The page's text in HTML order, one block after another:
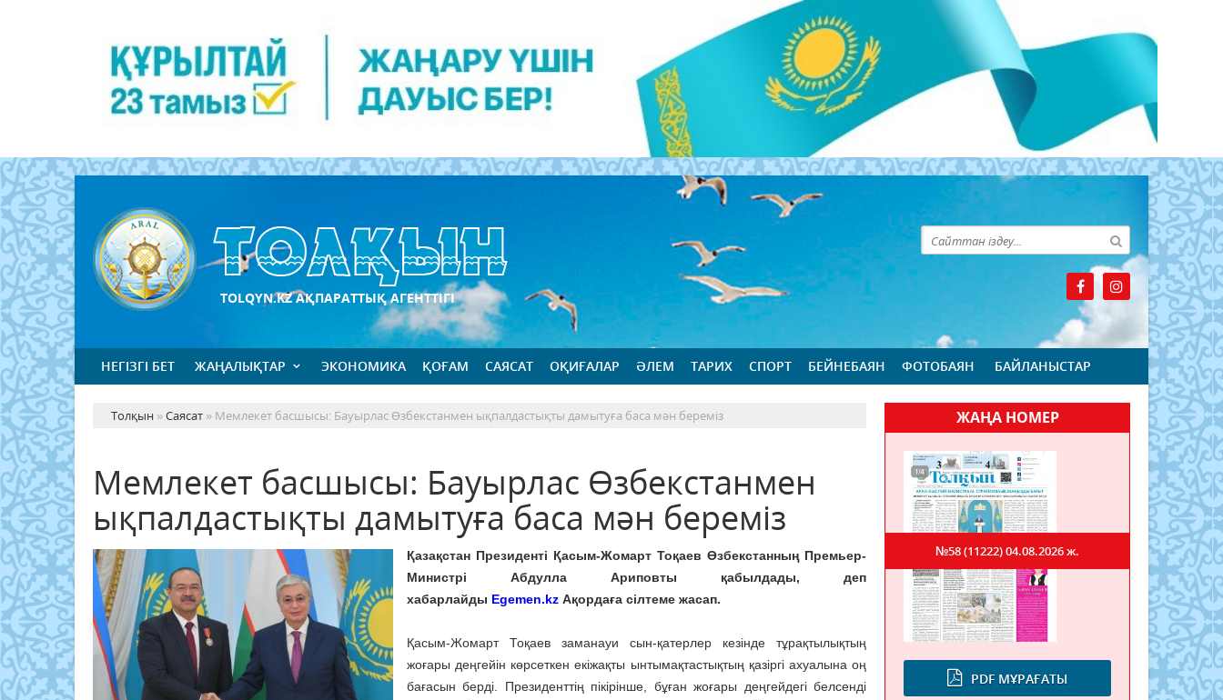
TOLQYN.KZ АҚПАРАТТЫҚ АГЕНТТІГІ
НЕГІЗГІ БЕТ ЖАҢАЛЫҚТАР ЭКОНОМИКА ҚОҒАМ САЯСАТ ОҚИҒАЛАР ӘЛЕМ ТАРИХ СПОРТ БЕЙНЕБАЯН ФОТОБАЯН БАЙЛАНЫСТАР
Толқын »Саясат » Мемлекет басшысы: Бауырлас Өзбекстанмен ықпалдастықты дамытуға баса мән береміз
Мемлекет басшысы: Бауырлас Өзбекстанмен
ықпалдастықты дамытуға баса мән береміз
Қазақстан Президенті Қасым-Жомарт Тоқаев Өзбекстанның Премьер-
Министрі Абдулла Ариповты қабылдады, деп
хабарлайды Egemen.kz Ақордаға сілтеме жасап.
Қасым-Жомарт Тоқаев заманауи сын-қатерлер кезінде тұрақтылықтың
жоғары деңгейін көрсеткен екіжақты ынтымақтастықтың қазіргі ахуалына оң
бағасын берді. Президенттің пікірінше, бұған жоғары деңгейдегі белсенді
ЖАҢА НОМЕР
PDF МҰРАҒАТЫ
№58 (11222)04.08.2026 ж.